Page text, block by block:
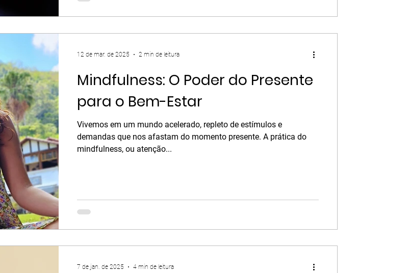
Mindfulness: O Poder do Presente
para o Bem-Estar
Vivemos em um mundo acelerado, repleto de estímulos e
demandas que nos afastam do momento presente. A prática do
mindfulness, ou atenção...
12 de mar. de 2025 2 min de leitura
7 de jan. de 2025 4 min de leitura